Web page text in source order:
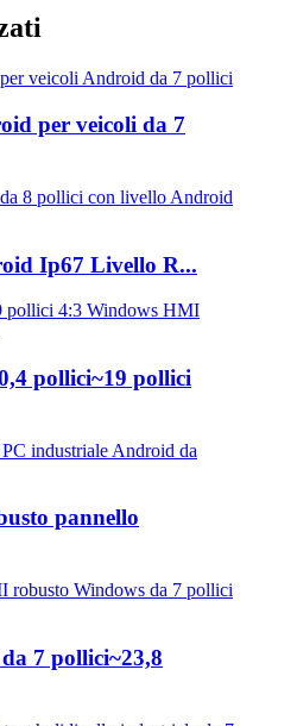
per veicoli da 7
Ip67 Livello R...
pollici~19 pollici
pannello
7 pollici~23,8